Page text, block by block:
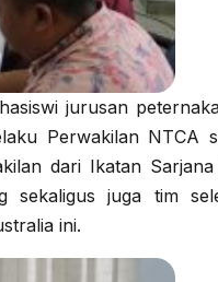
jurusan
Perwakilan NTCA
dari Ikatan Sarjana
sekaligus juga tim
ini.